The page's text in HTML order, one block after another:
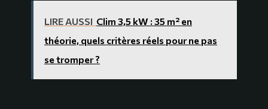
LIRE AUSSI Clim 3,5 kW : 35 m² en
théorie, quels critères réels pour ne pas
se tromper ?